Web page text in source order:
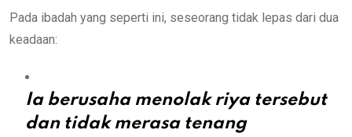
Pada ibadah yang seperti ini, seseorang tidak lepas dari dua
keadaan:
Ia berusaha menolak riya tersebut
dan tidak merasa tenang